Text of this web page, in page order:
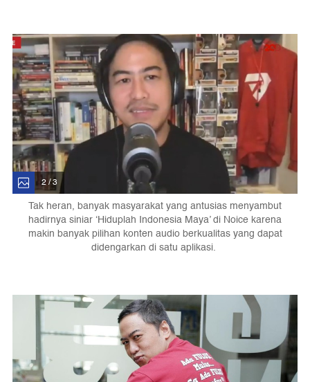
2 / 3
Tak heran, banyak masyarakat yang antusias menyambut
hadirnya siniar ‘Hiduplah Indonesia Maya’ di Noice karena
makin banyak pilihan konten audio berkualitas yang dapat
didengarkan di satu aplikasi.